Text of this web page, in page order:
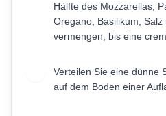
Hälfte des Mozzarellas,
Oregano, Basilikum,
vermengen, bis eine
Verteilen Sie eine dünne
auf dem Boden einer